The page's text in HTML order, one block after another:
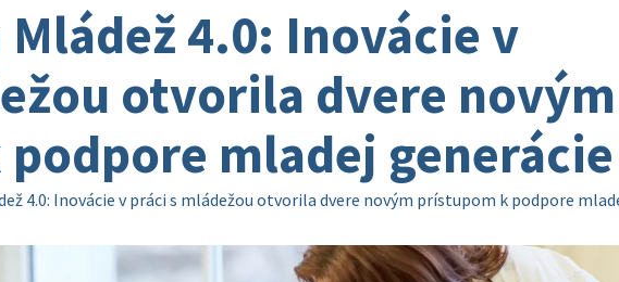
4.0: Inovácie v
otvorila dvere novým
mladej generácie
4.0: Inovácie v práci s mládežou otvorila dvere novým prístupom k podpore